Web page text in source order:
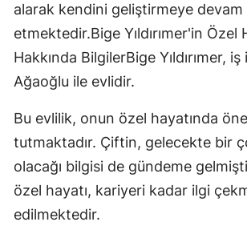
alarak kendini geliştirmeye devam
etmektedir.Bige Yıldırımer'in Özel
Hakkında BilgilerBige Yıldırımer, iş
Ağaoğlu ile evlidir.
Bu evlilik, onun özel hayatında
tutmaktadır. Çiftin, gelecekte bir
olacağı bilgisi de gündeme
özel hayatı, kariyeri kadar ilgi
edilmektedir.